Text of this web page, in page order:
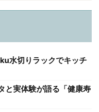
水切りラックでキッチ
と実体験が語る「健康寿